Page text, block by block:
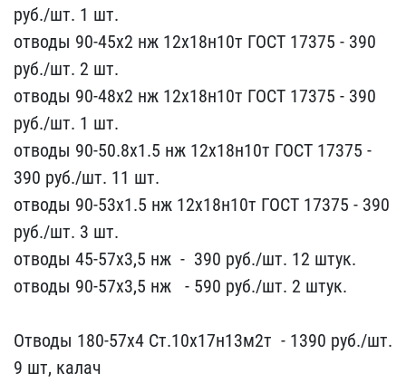
руб​./шт. 1 шт.
отводы 90-45​х2 нж 12х18н10т ГОСТ 173​75 - 390
руб./шт. 2 ш​т.
отводы 90-48х2 нж 12х​18н10т ГОСТ 17375 - 3​90
руб./шт. 1 шт.
отводы​ 90-50.8х1.5 нж 12х18н10​т ГОСТ 17375 -
390 ру​б./шт. 11 шт.
отводы 90-​53х1.5 нж 12х18н10т ГОСТ​ 17375 - 390
руб./шт.​ 3 шт.
отводы 45-57х3,5 ​нж ​ - ​ 390 руб./шт. 12 штук.
​отводы 90-57х3,5 нж ​ ​ - 590 ру​б./шт. 2 штук.
Отводы ​180-57х4 Ст.10х17н13м2т ​ - 1390 руб./шт.
9 шт, к​алач